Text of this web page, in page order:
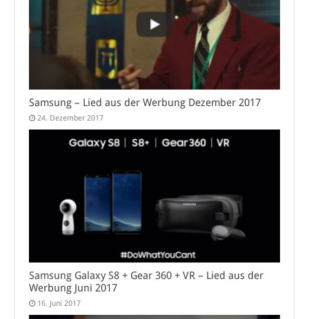
Samsung – Lied aus der Werbung Dezember 2017
24. Dezember 2017
Samsung Galaxy S8 + Gear 360 + VR – Lied aus der
Werbung Juni 2017
16. Juni 2017